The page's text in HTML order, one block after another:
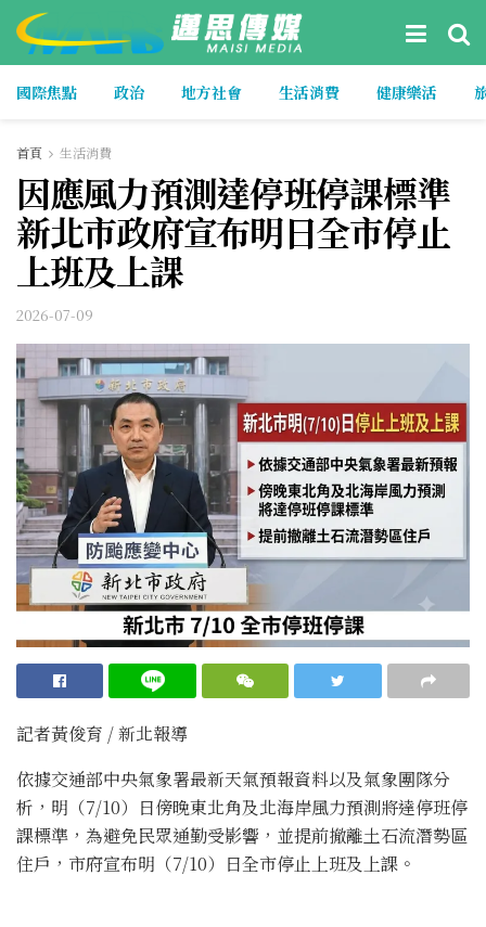
國際焦點 政治 地方社會 生活消費 健康樂活
首頁 生活消費
因應風力預測達停班停課標準
新北市政府宣布明日全市停止
上班及上課
2026-07-09
記者黃俊育 / 新北報導
依據交通部中央氣象署最新天氣預報資料以及氣象團隊分
析，明（7/10）日傍晚東北角及北海岸風力預測將達停班停
課標準，為避免民眾通勤受影響，並提前撤離土石流潛勢區
住戶，市府宣布明（7/10）日全市停止上班及上課。